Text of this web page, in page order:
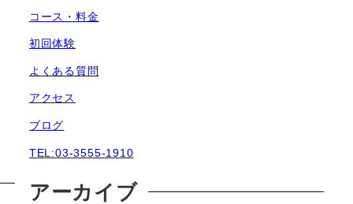
コース・料金
初回体験
よくある質問
アクセス
ブログ
TEL:03-3555-1910
アーカイブ